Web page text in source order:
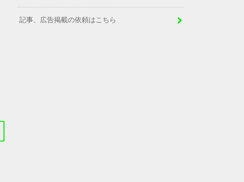
記事、広告掲載の依頼はこちら